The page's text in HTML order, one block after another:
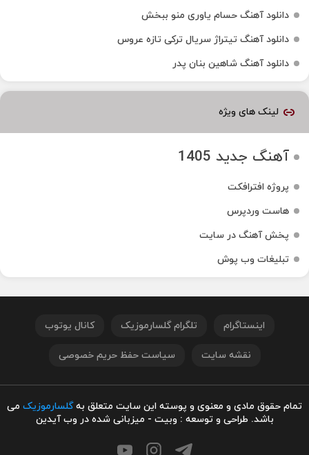
دانلود آهنگ حسام یاوری منو ببخش
دانلود آهنگ تیتراژ سریال ترکی تازه عروس
دانلود آهنگ شاهین بنان پدر
لینک های ویژه
آهنگ جدید 1405
پروژه افترافکت
هاست وردپرس
پخش آهنگ در سایت
تبلیغات وب پوش
اینستاگرام تلگرام گلسارموزیک کانال یوتوب
نقشه سایت سیاست حفظ حریم خصوصی
تمام حقوق مادی و معنوی و پوسته این سایت متعلق بهگلسارموزیک می
باشد. طراحی و توسعه : وبیت - میزبانی شده در وب آیدین